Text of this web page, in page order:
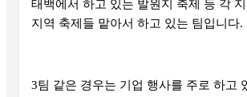
태백에서 하고 있는 발원지 축제 등 각
지역 축제들 맡아서 하고 있는 팀입니다.
3팀 같은 경우는 기업 행사를 주로 하고